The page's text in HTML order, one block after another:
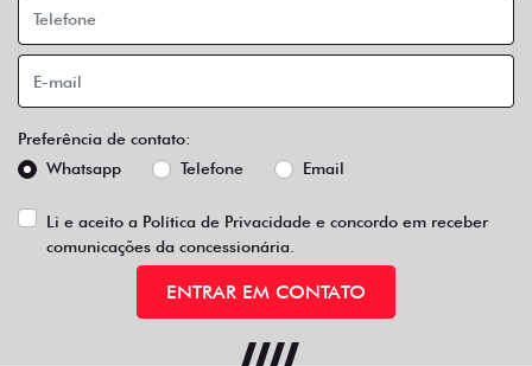
Preferência de contato:
Whatsapp
Telefone Email
Li e aceito a Política de Privacidade e concordo em receber
comunicações da concessionária.
ENTRAR EM CONTATO